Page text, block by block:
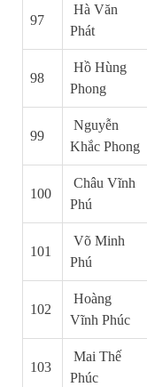
97
Hà Văn
Phát
98
Hồ Hùng
Phong
99
Nguyễn
Khắc Phong
100
Châu Vĩnh
Phú
101
Võ Minh
Phú
102
Hoàng
Vĩnh Phúc
103
Mai Thế
Phúc